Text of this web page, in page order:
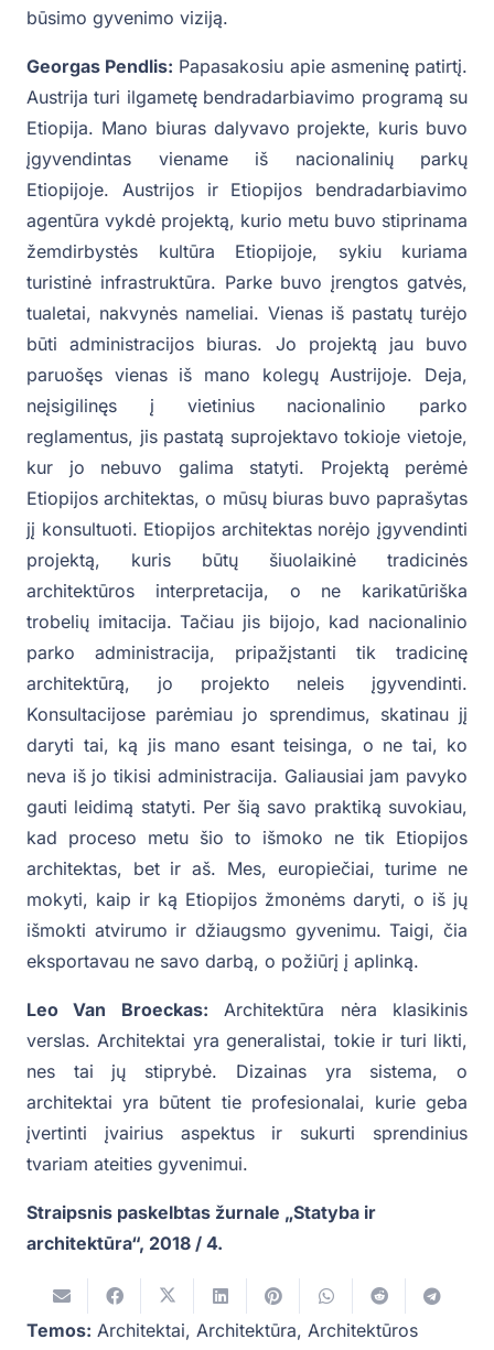
būsimo gyvenimo viziją.
Georgas Pendlis: Papasakosiu apie asmeninę patirtį.
Austrija turi ilgametę bendradarbiavimo programą su
Etiopija. Mano biuras dalyvavo projekte, kuris buvo
įgyvendintas viename iš nacionalinių parkų
Etiopijoje. Austrijos ir Etiopijos bendradarbiavimo
agentūra vykdė projektą, kurio metu buvo stiprinama
žemdirbystės kultūra Etiopijoje, sykiu kuriama
turistinė infrastruktūra. Parke buvo įrengtos gatvės,
tualetai, nakvynės nameliai. Vienas iš pastatų turėjo
būti administracijos biuras. Jo projektą jau buvo
paruošęs vienas iš mano kolegų Austrijoje. Deja,
neįsigilinęs į vietinius nacionalinio parko
reglamentus, jis pastatą suprojektavo tokioje vietoje,
kur jo nebuvo galima statyti. Projektą perėmė
Etiopijos architektas, o mūsų biuras buvo paprašytas
jį konsultuoti. Etiopijos architektas norėjo įgyvendinti
projektą, kuris būtų šiuolaikinė tradicinės
architektūros interpretacija, o ne karikatūriška
trobelių imitacija. Tačiau jis bijojo, kad nacionalinio
parko administracija, pripažįstanti tik tradicinę
architektūrą, jo projekto neleis įgyvendinti.
Konsultacijose parėmiau jo sprendimus, skatinau jį
daryti tai, ką jis mano esant teisinga, o ne tai, ko
neva iš jo tikisi administracija. Galiausiai jam pavyko
gauti leidimą statyti. Per šią savo praktiką suvokiau,
kad proceso metu šio to išmoko ne tik Etiopijos
architektas, bet ir aš. Mes, europiečiai, turime ne
mokyti, kaip ir ką Etiopijos žmonėms daryti, o iš jų
išmokti atvirumo ir džiaugsmo gyvenimu. Taigi, čia
eksportavau ne savo darbą, o požiūrį į aplinką.
Leo Van Broeckas: Architektūra nėra klasikinis
verslas. Architektai yra generalistai, tokie ir turi likti,
nes tai jų stiprybė. Dizainas yra sistema, o
architektai yra būtent tie profesionalai, kurie geba
įvertinti įvairius aspektus ir sukurti sprendinius
tvariam ateities gyvenimui.
Straipsnis paskelbtas žurnale „Statyba ir
architektūra“, 2018 / 4.
Temos: Architektai, Architektūra, Architektūros